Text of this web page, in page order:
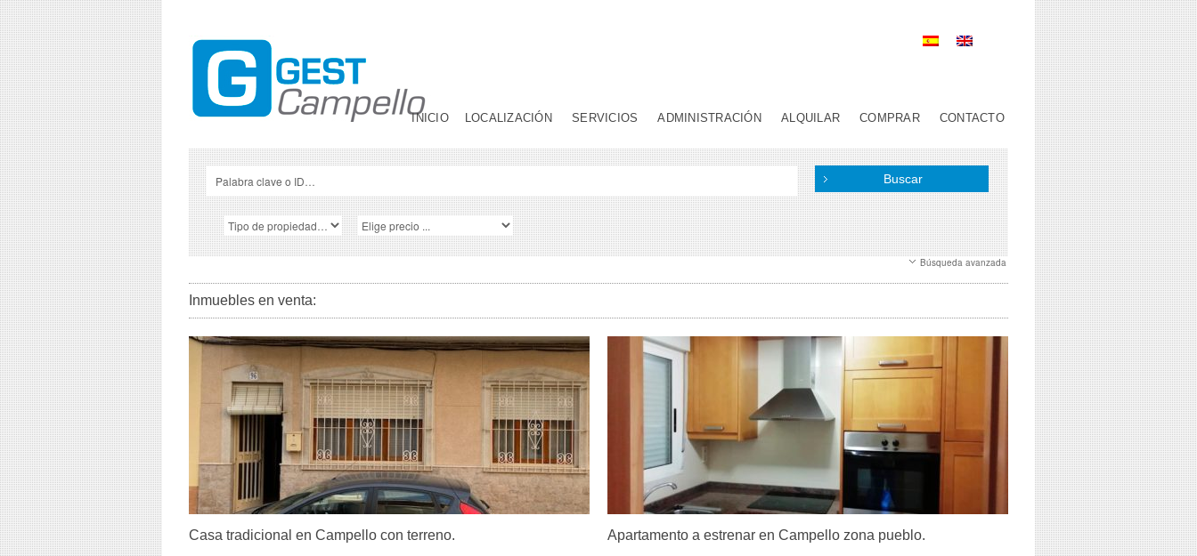
INICIO LOCALIZACIÓN SERVICIOS ADMINISTRACIÓN ALQUILAR COMPRAR CONTACTO
Búsqueda avanzada
Inmuebles en venta:
Casa tradicional en Campello con terreno. Apartamento a estrenar en Campello zona pueblo.